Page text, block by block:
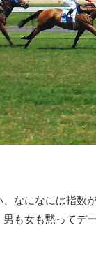
なになには指数
も女も黙ってデ